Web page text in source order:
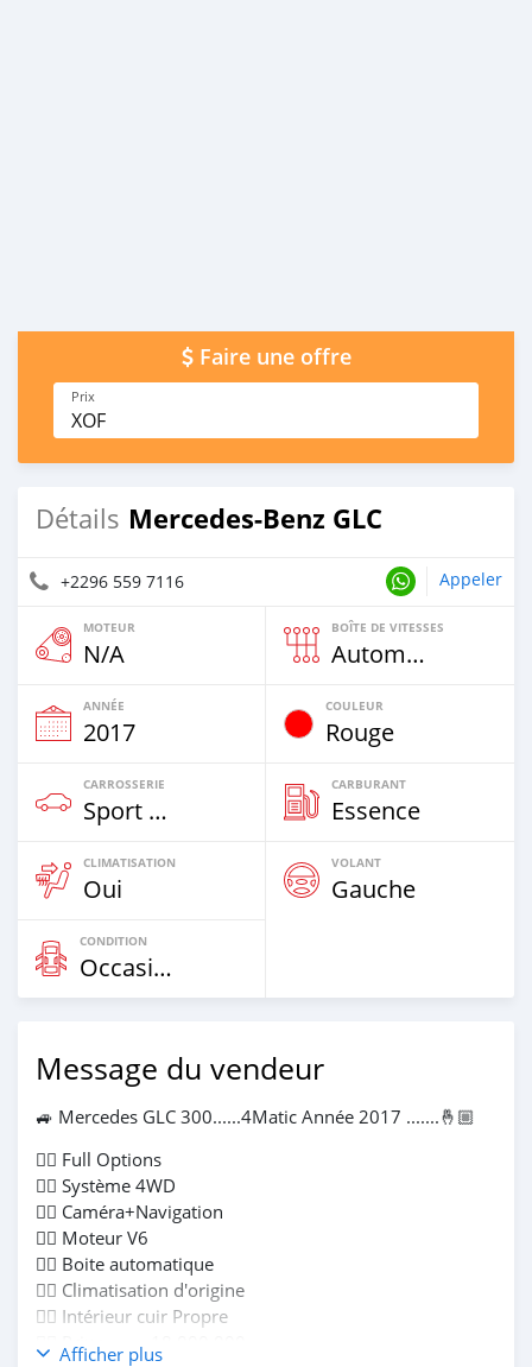
Faire une offre
Prix
XOF
Détails Mercedes-Benz GLC
+2296 559 7116 Appeler
MOTEUR
N/A
BOÎTE DE VITESSES
Automatique
ANNÉE
2017
COULEUR
Rouge
CARROSSERIE
Sport Car
CARBURANT
Essence
CLIMATISATION
Oui
VOLANT
Gauche
CONDITION
Occasion
Message du vendeur
🚙 Mercedes GLC 300......4Matic Année 2017 .......🤞🏼
👉🏻 Full Options
👉🏻 Système 4WD
👉🏻 Caméra+Navigation
👉🏻 Moteur V6
👉🏻 Boite automatique
👉🏻 Climatisation d'origine
👉🏻 Intérieur cuir Propre
👉🏻 Prix :..........18.000.000
Afficher plus